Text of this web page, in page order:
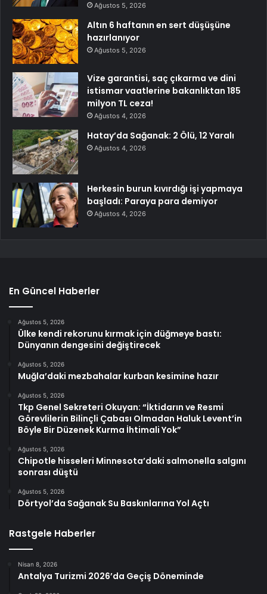
Ağustos 5, 2026
Altın 6 haftanın en sert düşüşüne
hazırlanıyor
Ağustos 5, 2026
Vize garantisi, saç çıkarma ve dini
istismar vaatlerine bakanlıktan 185
milyon TL ceza!
Ağustos 4, 2026
Hatay’da Sağanak: 2 Ölü, 12 Yaralı
Ağustos 4, 2026
Herkesin burun kıvırdığı işi yapmaya
başladı: Paraya para demiyor
Ağustos 4, 2026
En Güncel Haberler
Ağustos 5, 2026
Ülke kendi rekorunu kırmak için düğmeye bastı:
Dünyanın dengesini değiştirecek
Ağustos 5, 2026
Muğla’daki mezbahalar kurban kesimine hazır
Ağustos 5, 2026
Tkp Genel Sekreteri Okuyan: “İktidarın ve Resmi
Görevlilerin Bilinçli Çabası Olmadan Haluk Levent’in
Böyle Bir Düzenek Kurma İhtimali Yok”
Ağustos 5, 2026
Chipotle hisseleri Minnesota’daki salmonella salgını
sonrası düştü
Ağustos 5, 2026
Dörtyol’da Sağanak Su Baskınlarına Yol Açtı
Rastgele Haberler
Nisan 8, 2026
Antalya Turizmi 2026’da Geçiş Döneminde